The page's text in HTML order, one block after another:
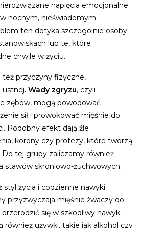
napięcia emocjonalne
nocnym, nieświadomym
ten dotyka szczególnie osoby
lub te, które
chwile w życiu.
przyczyny fizyczne,
ustnej. Wady zgryzu, czyli
zębów, mogą powodować
sił i prowokować mięśnie do
Podobny efekt dają źle
korony czy protezy, które tworzą
tej grupy zaliczamy również
stawów skroniowo-żuchwowych.
życia i codzienne nawyki.
przyzwyczaja mięśnie żwaczy do
przerodzić się w szkodliwy nawyk.
również używki, takie jak alkohol czy